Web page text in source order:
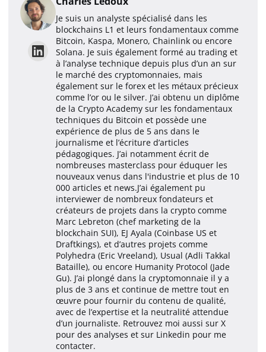
Je suis un analyste spécialisé dans les
blockchains L1 et leurs fondamentaux comme
Bitcoin, Kaspa, Monero, Chainlink ou encore
Solana. Je suis également formé au trading et
à l’analyse technique depuis plus d’un an sur
le marché des cryptomonnaies, mais
également sur le forex et les métaux précieux
comme l’or ou le silver. J’ai obtenu un diplôme
de la Crypto Academy sur les fondamentaux
techniques du Bitcoin et possède une
expérience de plus de 5 ans dans le
journalisme et l’écriture d’articles
pédagogiques. J’ai notamment écrit de
nombreuses masterclass pour éduquer les
nouveaux venus dans l'industrie et plus de 10
000 articles et news.J’ai également pu
interviewer de nombreux fondateurs et
créateurs de projets dans la crypto comme
Marc Lebreton (chef marketing de la
blockchain SUI), EJ Ayala (Coinbase US et
Draftkings), et d’autres projets comme
Polyhedra (Eric Vreeland), Usual (Adli Takkal
Bataille), ou encore Humanity Protocol (Jade
Gu). J’ai plongé dans la cryptomonnaie il y a
plus de 3 ans et continue de mettre tout en
œuvre pour fournir du contenu de qualité,
avec de l’expertise et la neutralité attendue
d’un journaliste. Retrouvez moi aussi sur X
pour des analyses et sur Linkedin pour me
contacter.